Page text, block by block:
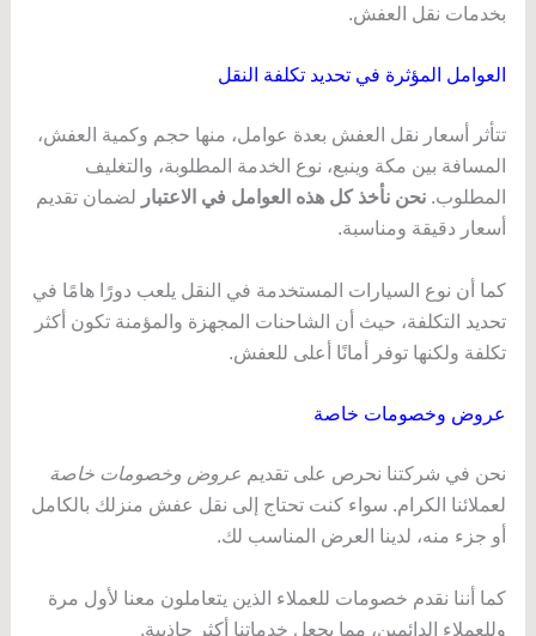
بخدمات نقل العفش.
العوامل المؤثرة في تحديد تكلفة النقل
تتأثر أسعار نقل العفش بعدة عوامل، منها حجم وكمية العفش،
المسافة بين مكة وينبع، نوع الخدمة المطلوبة، والتغليف
المطلوب. نحن نأخذ كل هذه العوامل في الاعتبار لضمان تقديم
أسعار دقيقة ومناسبة.
كما أن نوع السيارات المستخدمة في النقل يلعب دورًا هامًا في
تحديد التكلفة، حيث أن الشاحنات المجهزة والمؤمنة تكون أكثر
تكلفة ولكنها توفر أمانًا أعلى للعفش.
عروض وخصومات خاصة
نحن في شركتنا نحرص على تقديم عروض وخصومات خاصة
لعملائنا الكرام. سواء كنت تحتاج إلى نقل عفش منزلك بالكامل
أو جزء منه، لدينا العرض المناسب لك.
كما أننا نقدم خصومات للعملاء الذين يتعاملون معنا لأول مرة
وللعملاء الدائمين، مما يجعل خدماتنا أكثر جاذبية.